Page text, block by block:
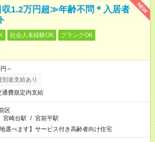
NEW
1.2万円超≫年齢不問＊入居者
社会人未経験OK
ブランクOK
～
別途支給あり
通費規定内支給
区
宮崎台駅 / 宮前平駅
地選べます】サービス付き高齢者向け住宅